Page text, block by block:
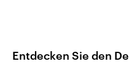
Entdecken Sie den